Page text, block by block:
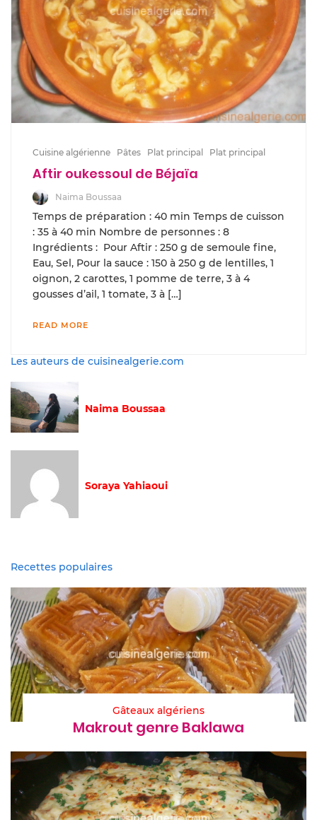
Cuisine algérienne Pâtes Plat principal Plat principal
Aftir oukessoul de Béjaïa
Naima Boussaa
Temps de préparation : 40 min Temps de cuisson
: 35 à 40 min Nombre de personnes : 8
Ingrédients : Pour Aftir : 250 g de semoule fine,
Eau, Sel, Pour la sauce : 150 à 250 g de lentilles, 1
oignon, 2 carottes, 1 pomme de terre, 3 à 4
gousses d’ail, 1 tomate, 3 à […]
READ MORE
Les auteurs de cuisinealgerie.com
Naima Boussaa
Soraya Yahiaoui
Recettes populaires
Gâteaux algériens
Makrout genre Baklawa